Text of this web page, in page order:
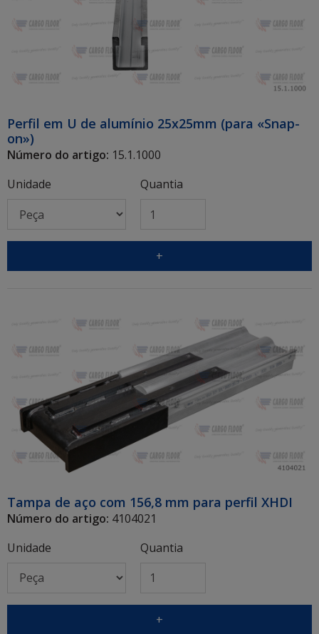
Perfil em U de alumínio 25x25mm (para «Snap-
on»)
Número do artigo: 15.1.1000
Unidade
Quantia
+
Tampa de aço com 156,8 mm para perfil XHDI
Número do artigo: 4104021
Unidade
Quantia
+